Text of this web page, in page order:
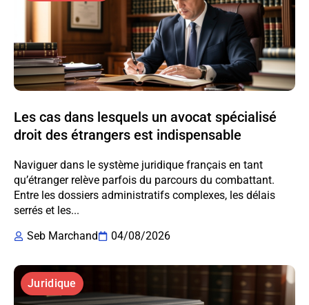
Les cas dans lesquels un avocat spécialisé
droit des étrangers est indispensable
Naviguer dans le système juridique français en tant
qu’étranger relève parfois du parcours du combattant.
Entre les dossiers administratifs complexes, les délais
serrés et les...
Seb Marchand
04/08/2026
Juridique